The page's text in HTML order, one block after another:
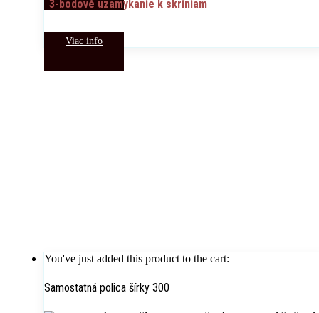
3-bodové uzamykanie k skriniam
Viac info
You've just added this product to the cart:
Samostatná polica šírky 300